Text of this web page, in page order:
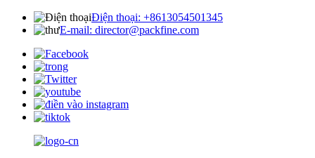
Điện thoại: +8613054501345
E-mail: director@packfine.com